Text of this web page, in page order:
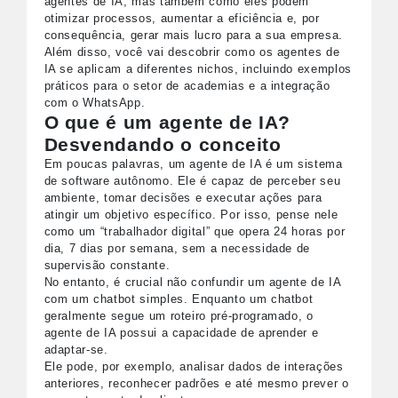
otimizar processos, aumentar a eficiência e, por
consequência, gerar mais lucro para a sua empresa.
Além disso, você vai descobrir como os agentes de
IA se aplicam a diferentes nichos, incluindo exemplos
práticos para o setor de academias e a integração
com o WhatsApp.
O que é um agente de IA?
Desvendando o conceito
Em poucas palavras, um agente de IA é um sistema
de software autônomo. Ele é capaz de perceber seu
ambiente, tomar decisões e executar ações para
atingir um objetivo específico. Por isso, pense nele
como um “trabalhador digital” que opera 24 horas por
dia, 7 dias por semana, sem a necessidade de
supervisão constante.
No entanto, é crucial não confundir um agente de IA
com um chatbot simples. Enquanto um chatbot
geralmente segue um roteiro pré-programado, o
agente de IA possui a capacidade de aprender e
adaptar-se.
Ele pode, por exemplo, analisar dados de interações
anteriores, reconhecer padrões e até mesmo prever o